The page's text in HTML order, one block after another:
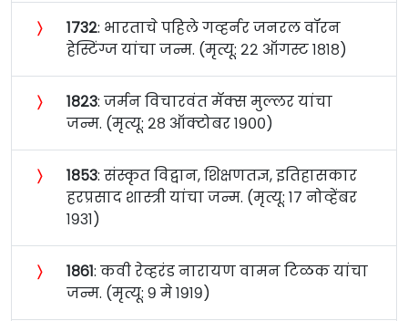
〉 १७३२: भारताचे पहिले गव्हर्नर जनरल वॉरन
हेस्टिंग्ज यांचा जन्म. (मृत्यू: २२ ऑगस्ट १८१८)
〉 १८२३: जर्मन विचारवंत मॅक्स मुल्लर यांचा
जन्म. (मृत्यू: २८ ऑक्टोबर १९००)
〉 १८५३: संस्कृत विद्वान, शिक्षणतज्ञ, इतिहासकार
हरप्रसाद शास्त्री यांचा जन्म. (मृत्यू: १७ नोव्हेंबर
१९३१)
〉 १८६१: कवी रेव्हरंड नारायण वामन टिळक यांचा
जन्म. (मृत्यू: ९ मे १९१९)